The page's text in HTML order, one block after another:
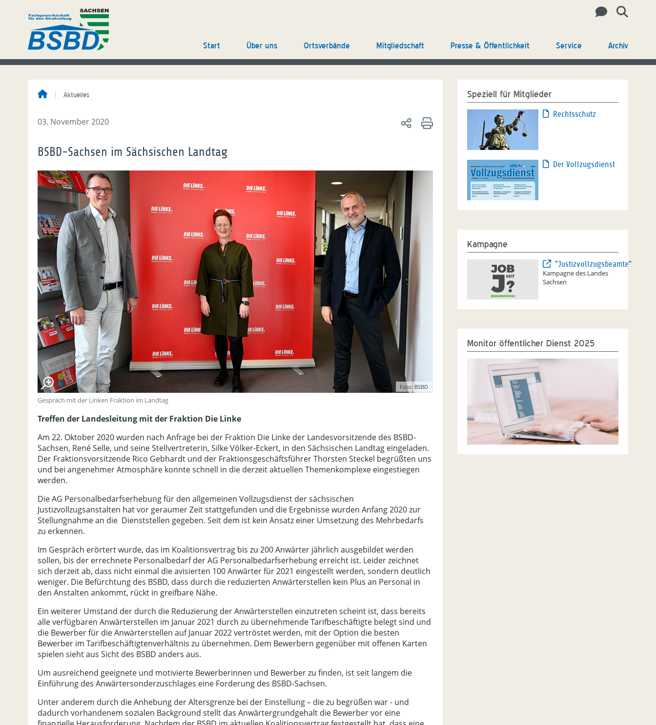
Start Über uns Ortsverbände Mitgliedschaft Presse & Öffentlichkeit Service Archiv
Aktuelles
03. November 2020
BSBD-Sachsen im Sächsischen Landtag
Foto: BSBD
Gespräch mit der Linken Fraktion im Landtag
Treffen der Landesleitung mit der Fraktion Die Linke
Am 22. Oktober 2020 wurden nach Anfrage bei der Fraktion Die Linke der Landesvorsitzende des BSBD-
Sachsen, René Selle, und seine Stellvertreterin, Silke Völker-Eckert, in den Sächsischen Landtag eingeladen.
Der Fraktionsvorsitzende Rico Gebhardt und der Fraktionsgeschäftsführer Thorsten Steckel begrüßten uns
und bei angenehmer Atmosphäre konnte schnell in die derzeit aktuellen Themenkomplexe eingestiegen
werden.
Die AG Personalbedarfserhebung für den allgemeinen Vollzugsdienst der sächsischen
Justizvollzugsanstalten hat vor geraumer Zeit stattgefunden und die Ergebnisse wurden Anfang 2020 zur
Stellungnahme an die Dienststellen gegeben. Seit dem ist kein Ansatz einer Umsetzung des Mehrbedarfs
zu erkennen.
Im Gespräch erörtert wurde, das im Koalitionsvertrag bis zu 200 Anwärter jährlich ausgebildet werden
sollen, bis der errechnete Personalbedarf der AG Personalbedarfserhebung erreicht ist. Leider zeichnet
sich derzeit ab, dass nicht einmal die avisierten 100 Anwärter für 2021 eingestellt werden, sondern deutlich
weniger. Die Befürchtung des BSBD, dass durch die reduzierten Anwärterstellen kein Plus an Personal in
den Anstalten ankommt, rückt in greifbare Nähe.
Ein weiterer Umstand der durch die Reduzierung der Anwärterstellen einzutreten scheint ist, dass bereits
alle verfügbaren Anwärterstellen im Januar 2021 durch zu übernehmende Tarifbeschäftigte belegt sind und
die Bewerber für die Anwärterstellen auf Januar 2022 vertröstet werden, mit der Option die besten
Bewerber im Tarifbeschäftigtenverhältnis zu übernehmen. Dem Bewerbern gegenüber mit offenen Karten
spielen sieht aus Sicht des BSBD anders aus.
Um ausreichend geeignete und motivierte Bewerberinnen und Bewerber zu finden, ist seit langem die
Einführung des Anwärtersonderzuschlages eine Forderung des BSBD-Sachsen.
Unter anderem durch die Anhebung der Altersgrenze bei der Einstellung – die zu begrüßen war - und
dadurch vorhandenem sozialen Background stellt das Anwärtergrundgehalt die Bewerber vor eine
Speziell für Mitglieder
Rechtsschutz
Der Vollzugsdienst
Kampagne
"Justizvollzugsbeamte"
Kampagne des Landes
Sachsen
Monitor öffentlicher Dienst 2025